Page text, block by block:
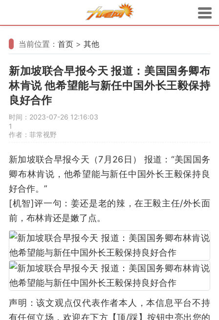
当前位置： 首页 > 其他
新加坡联合早报今天 报道：美国国务卿布
林肯说 他希望能与新任中国外长王毅保持
良好合作
时间：2023-07-26 12:16:03
1
作者：菲常视野
新加坡联合早报今天（7月26日） 报道：“美国国务
卿布林肯说，他希望能与新任中国外长王毅保持良
好合作。”
[机智]评一句：姜还是老的辣，在王毅主任/外长面
前，布林肯还是嫩了点。
声明：该文观点仅代表作者本人，本信息平台不持
有任何立场，欢迎在下方【顶/踩】按钮中亮出您的